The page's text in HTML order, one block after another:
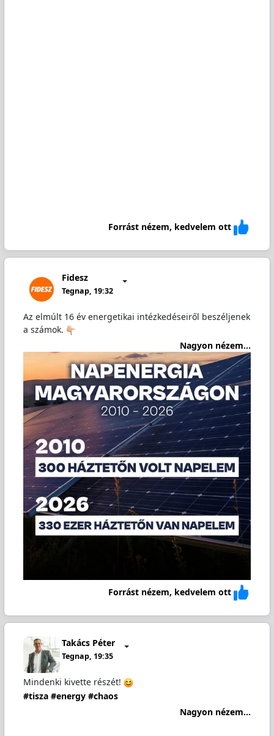
Forrást nézem, kedvelem ott
Fidesz
Tegnap, 19:32
Az elmúlt 16 év energetikai intézkedéseiről beszéljenek
a számok.
Nagyon nézem...
Forrást nézem, kedvelem ott
Takács Péter
Tegnap, 19:35
Mindenki kivette részét!
#tisza #energy #chaos
Nagyon nézem...